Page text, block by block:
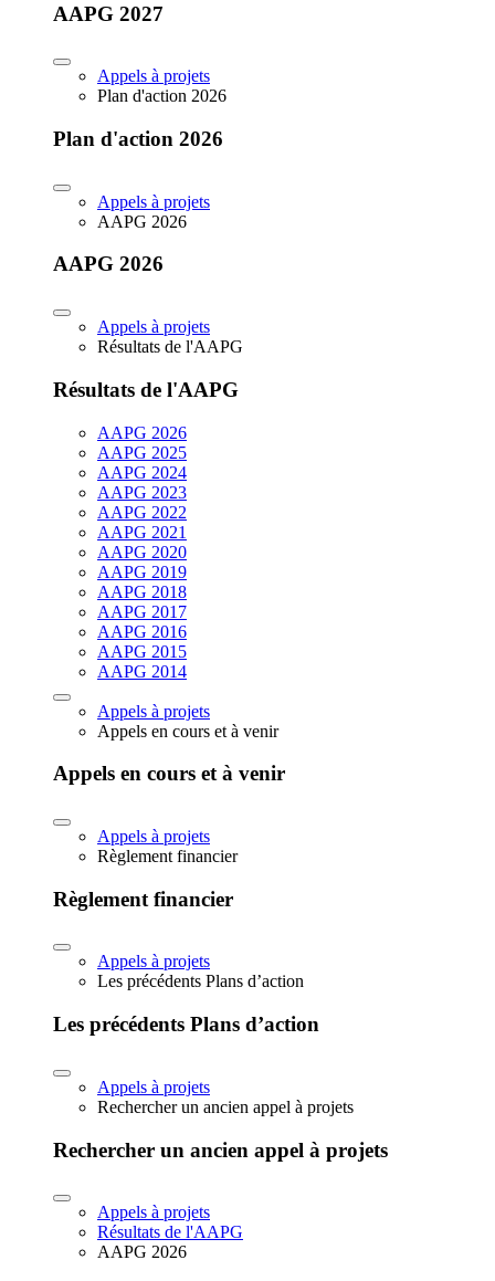
AAPG 2027
Appels à projets
Plan d'action 2026
Plan d'action 2026
Appels à projets
AAPG 2026
AAPG 2026
Appels à projets
Résultats de l'AAPG
Résultats de l'AAPG
AAPG 2026
AAPG 2025
AAPG 2024
AAPG 2023
AAPG 2022
AAPG 2021
AAPG 2020
AAPG 2019
AAPG 2018
AAPG 2017
AAPG 2016
AAPG 2015
AAPG 2014
Appels à projets
Appels en cours et à venir
Appels en cours et à venir
Appels à projets
Règlement financier
Règlement financier
Appels à projets
Les précédents Plans d’action
Les précédents Plans d’action
Appels à projets
Rechercher un ancien appel à projets
Rechercher un ancien appel à projets
Appels à projets
Résultats de l'AAPG
AAPG 2026